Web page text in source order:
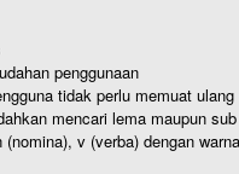
penggunaan
tidak perlu memuat ulang
mencari lema maupun
v (verba) dengan